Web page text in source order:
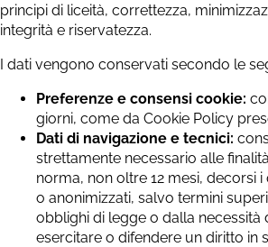
principi di liceità, correttezza,
integrità e riservatezza.
I dati vengono conservati secondo le
Preferenze e consensi cookie:
giorni, come da Cookie Policy
Dati di navigazione e tecnici:
strettamente necessario alle
norma, non oltre 12 mesi, decorsi
o anonimizzati, salvo termini
obblighi di legge o dalla necessità
esercitare o difendere un diritto in